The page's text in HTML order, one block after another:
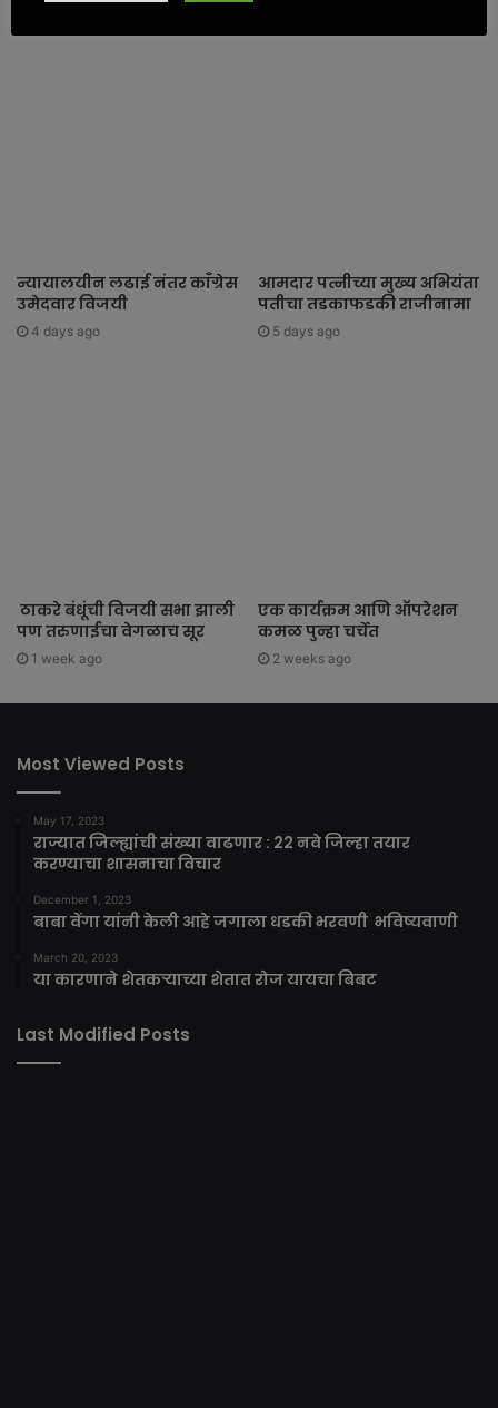
न्यायालयीन लढाई नंतर काँग्रेस
उमेदवार विजयी
4 days ago
आमदार पत्नीच्या मुख्य अभियंता
पतीचा तडकाफडकी राजीनामा
5 days ago
ठाकरे बंधूंची विजयी सभा झाली
पण तरुणाईचा वेगळाच सूर
1 week ago
एक कार्यक्रम आणि ऑपरेशन
कमळ पुन्हा चर्चेत
2 weeks ago
Most Viewed Posts
May 17, 2023
राज्यात जिल्ह्यांची संख्या वाढणार : 22 नवे जिल्हा तयार
करण्याचा शासनाचा विचार
December 1, 2023
बाबा वेंगा यांनी केली आहे जगाला धडकी भरवणी भविष्यवाणी
March 20, 2023
या कारणाने शेतकऱ्याच्या शेतात रोज यायचा बिबट
Last Modified Posts